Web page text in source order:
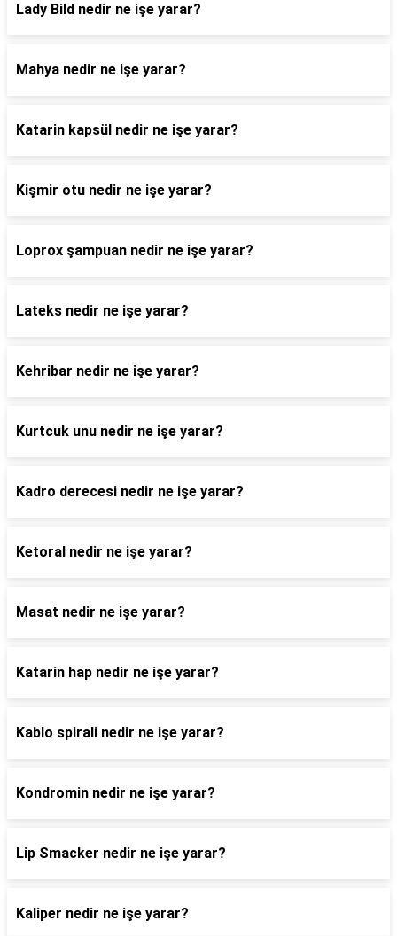
Lady Bild nedir ne işe yarar?
Mahya nedir ne işe yarar?
Katarin kapsül nedir ne işe yarar?
Kişmir otu nedir ne işe yarar?
Loprox şampuan nedir ne işe yarar?
Lateks nedir ne işe yarar?
Kehribar nedir ne işe yarar?
Kurtcuk unu nedir ne işe yarar?
Kadro derecesi nedir ne işe yarar?
Ketoral nedir ne işe yarar?
Masat nedir ne işe yarar?
Katarin hap nedir ne işe yarar?
Kablo spirali nedir ne işe yarar?
Kondromin nedir ne işe yarar?
Lip Smacker nedir ne işe yarar?
Kaliper nedir ne işe yarar?